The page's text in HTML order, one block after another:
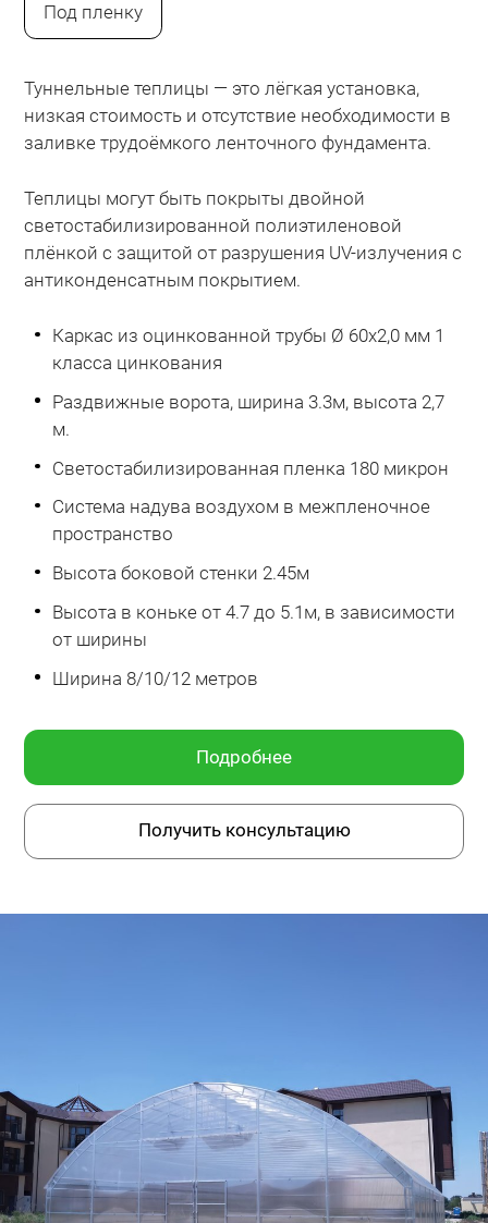
Под пленку
Туннельные теплицы — это лёгкая установка,
низкая стоимость и отсутствие необходимости в
заливке трудоёмкого ленточного фундамента.
Теплицы могут быть покрыты двойной
светостабилизированной полиэтиленовой
плёнкой с защитой от разрушения UV-излучения с
антиконденсатным покрытием.
Каркас из оцинкованной трубы Ø 60х2,0 мм 1
класса цинкования
Раздвижные ворота, ширина 3.3м, высота 2,7
м.
Светостабилизированная пленка 180 микрон
Система надува воздухом в межпленочное
пространство
Высота боковой стенки 2.45м
Высота в коньке от 4.7 до 5.1м, в зависимости
от ширины
Ширина 8/10/12 метров
Подробнее
Получить консультацию